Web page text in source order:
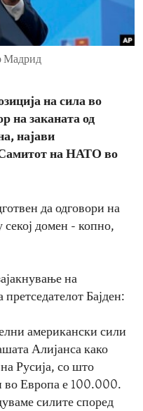
Мадрид
на сила во
на заканата од
најави
Самитот на НАТО во
да одговори на
секој домен - копно,
на
Бајден:
американски сили
Алијанса како
Русија, со што
во Европа е 100.000.
силите според